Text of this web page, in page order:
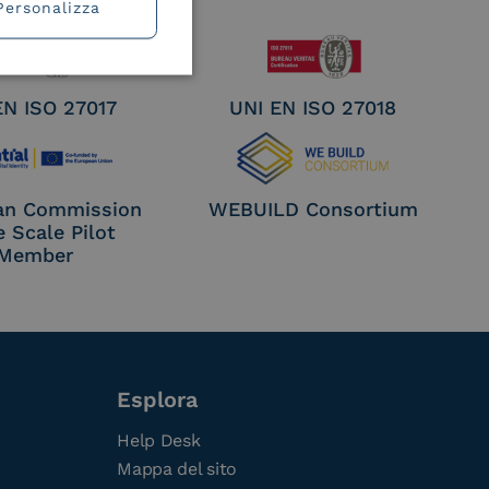
ISO 27017 UNI EN ISO 27018
Commission
Scale Pilot
WEBUILD Consortium
Esplora
Help Desk
Mappa del sito